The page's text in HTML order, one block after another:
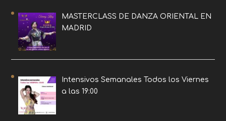
MASTERCLASS DE DANZA ORIENTAL EN
MADRID
Intensivos Semanales Todos los Viernes
a las 19:00